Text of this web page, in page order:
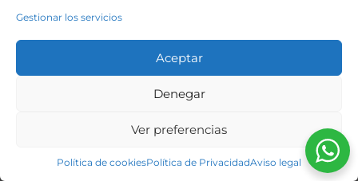
Gestionar los servicios
Aceptar
Denegar
Ver preferencias
Política de cookiesPolítica de PrivacidadAviso legal